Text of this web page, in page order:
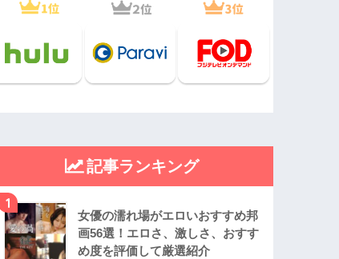
記事ランキング
1
女優の濡れ場がエロいおすすめ邦
画56選！エロさ、激しさ、おすす
め度を評価して厳選紹介